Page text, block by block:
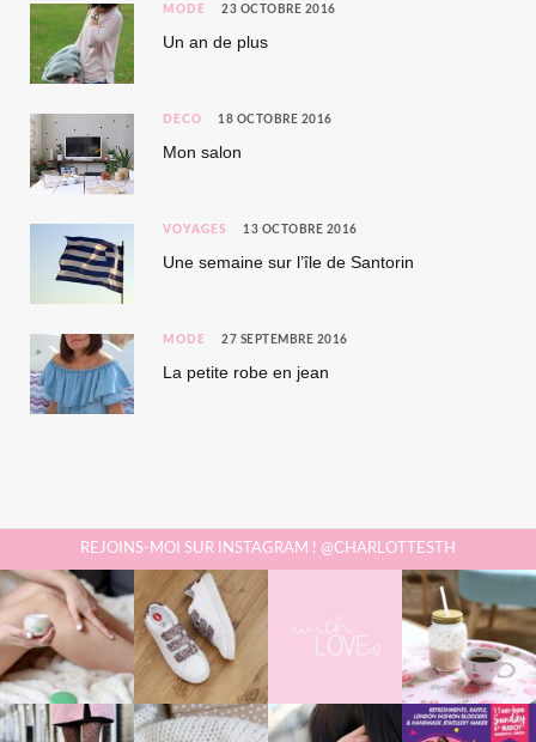
MODE 23 OCTOBRE 2016
Un an de plus
DÉCO 18 OCTOBRE 2016
Mon salon
VOYAGES 13 OCTOBRE 2016
Une semaine sur l’île de Santorin
MODE 27 SEPTEMBRE 2016
La petite robe en jean
REJOINS-MOI SUR INSTAGRAM ! @CHARLOTTESTH